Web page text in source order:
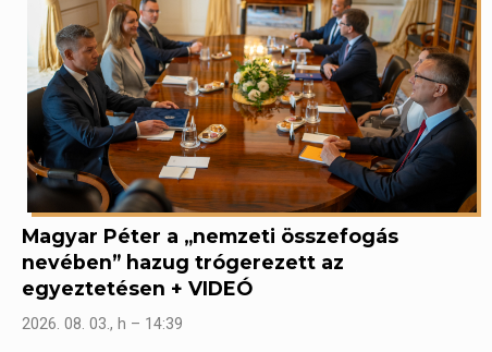
Magyar Péter a „nemzeti összefogás
nevében” hazug trógerezett az
egyeztetésen + VIDEÓ
2026. 08. 03., h – 14:39